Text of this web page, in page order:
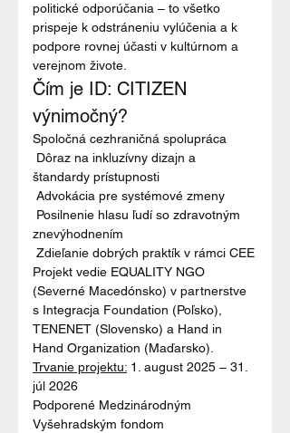
politické odporúčania – to všetko
prispeje k odstráneniu vylúčenia a k
podpore rovnej účasti v kultúrnom a
verejnom živote.
Čím je ID: CITIZEN
výnimočný?
Spoločná cezhraničná spolupráca
štandardy prístupnosti
znevýhodnením
Zdieľanie dobrých praktík v rámci CEE
Projekt vedie EQUALITY NGO
(Severné Macedónsko) v partnerstve
s Integracja Foundation (Poľsko),
TENENET (Slovensko) a Hand in
Hand Organization (Maďarsko).
Trvanie projektu: 1. august 2025 – 31.
Podporené Medzinárodným
Vyšehradským fondom